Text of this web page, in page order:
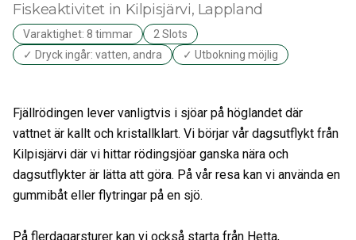
Fiskeaktivitet in Kilpisjärvi, Lappland
Varaktighet: 8 timmar
2 Slots
✓ Dryck ingår: vatten, andra
✓ Utbokning möjlig
Fjällrödingen lever vanligtvis i sjöar på höglandet där
vattnet är kallt och kristallklart. Vi börjar vår dagsutflykt från
Kilpisjärvi där vi hittar rödingsjöar ganska nära och
dagsutflykter är lätta att göra. På vår resa kan vi använda en
gummibåt eller flytringar på en sjö.
På flerdagarsturer kan vi också starta från Hetta,